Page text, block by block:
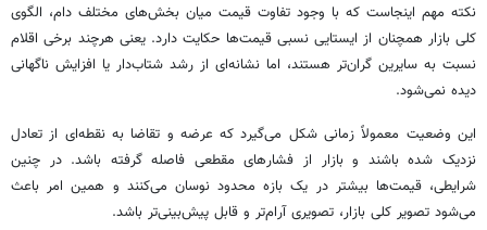
نکته مهم اینجاست که با وجود تفاوت قیمت میان بخش‌های مختلف دام، الگوی
کلی بازار همچنان از ایستایی نسبی قیمت‌ها حکایت دارد. یعنی هرچند برخی اقلام
نسبت به سایرین گران‌تر هستند، اما نشانه‌ای از رشد شتاب‌دار یا افزایش ناگهانی
دیده نمی‌شود.
این وضعیت معمولاً زمانی شکل می‌گیرد که عرضه و تقاضا به نقطه‌ای از تعادل
نزدیک شده باشند و بازار از فشارهای مقطعی فاصله گرفته باشد. در چنین
شرایطی، قیمت‌ها بیشتر در یک بازه محدود نوسان می‌کنند و همین امر باعث
می‌شود تصویر کلی بازار، تصویری آرام‌تر و قابل پیش‌بینی‌تر باشد.